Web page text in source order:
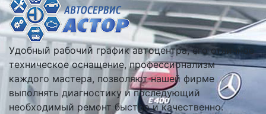
Удобный рабочий график автоцентра, его отличное
техническое оснащение, профессионализм
каждого мастера, позволяют нашей фирме
выполнять диагностику и последующий
необходимый ремонт быстро и качественно.